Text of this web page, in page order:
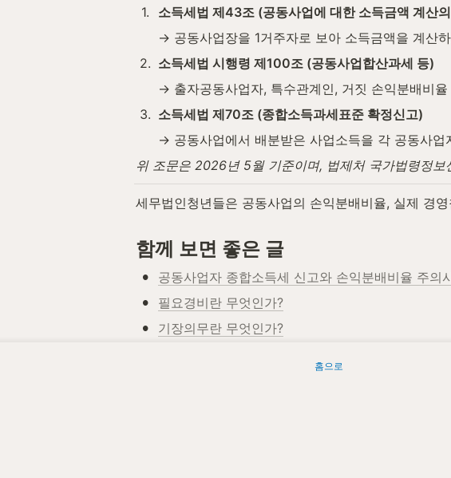
1.
소득세법 제43조 (공동사업에 대한 소득금액 계산
→ 공동사업장을 1거주자로 보아 소득금액을 계산
2. 소득세법 시행령 제100조 (공동사업합산과세 등)
→ 출자공동사업자, 특수관계인, 거짓 손익분배비
3. 소득세법 제70조 (종합소득과세표준 확정신고)
→ 공동사업에서 배분받은 사업소득을 각 공동사
위 조문은 2026년 5월 기준이며, 법제처 국가법령정
세무법인청년들은 공동사업의 손익분배비율, 실제 경
함께 보면 좋은 글
• 공동사업자 종합소득세 신고와 손익분배비율 주의
• 필요경비란 무엇인가?
• 기장의무란 무엇인가?
홈으로